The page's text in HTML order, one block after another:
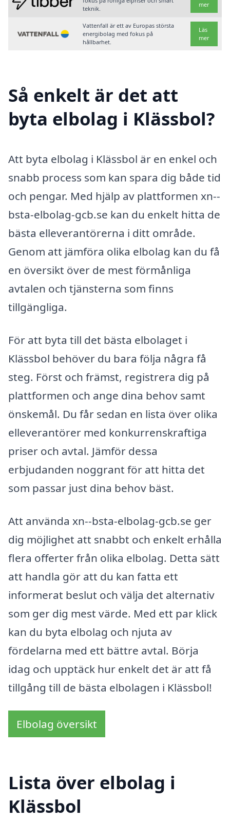
teknik.
mer
Vattenfall är ett av Europas största
energibolag med fokus på
hållbarhet.
Läs
mer
Så enkelt är det att
byta elbolag i Klässbol?
Att byta elbolag i Klässbol är en enkel och
snabb process som kan spara dig både tid
och pengar. Med hjälp av plattformen xn--
bsta-elbolag-gcb.se kan du enkelt hitta de
bästa elleverantörerna i ditt område.
Genom att jämföra olika elbolag kan du få
en översikt över de mest förmånliga
avtalen och tjänsterna som finns
tillgängliga.
För att byta till det bästa elbolaget i
Klässbol behöver du bara följa några få
steg. Först och främst, registrera dig på
plattformen och ange dina behov samt
önskemål. Du får sedan en lista över olika
elleverantörer med konkurrenskraftiga
priser och avtal. Jämför dessa
erbjudanden noggrant för att hitta det
som passar just dina behov bäst.
Att använda xn--bsta-elbolag-gcb.se ger
dig möjlighet att snabbt och enkelt erhålla
flera offerter från olika elbolag. Detta sätt
att handla gör att du kan fatta ett
informerat beslut och välja det alternativ
som ger dig mest värde. Med ett par klick
kan du byta elbolag och njuta av
fördelarna med ett bättre avtal. Börja
idag och upptäck hur enkelt det är att få
tillgång till de bästa elbolagen i Klässbol!
Elbolag översikt
Lista över elbolag i
Klässbol